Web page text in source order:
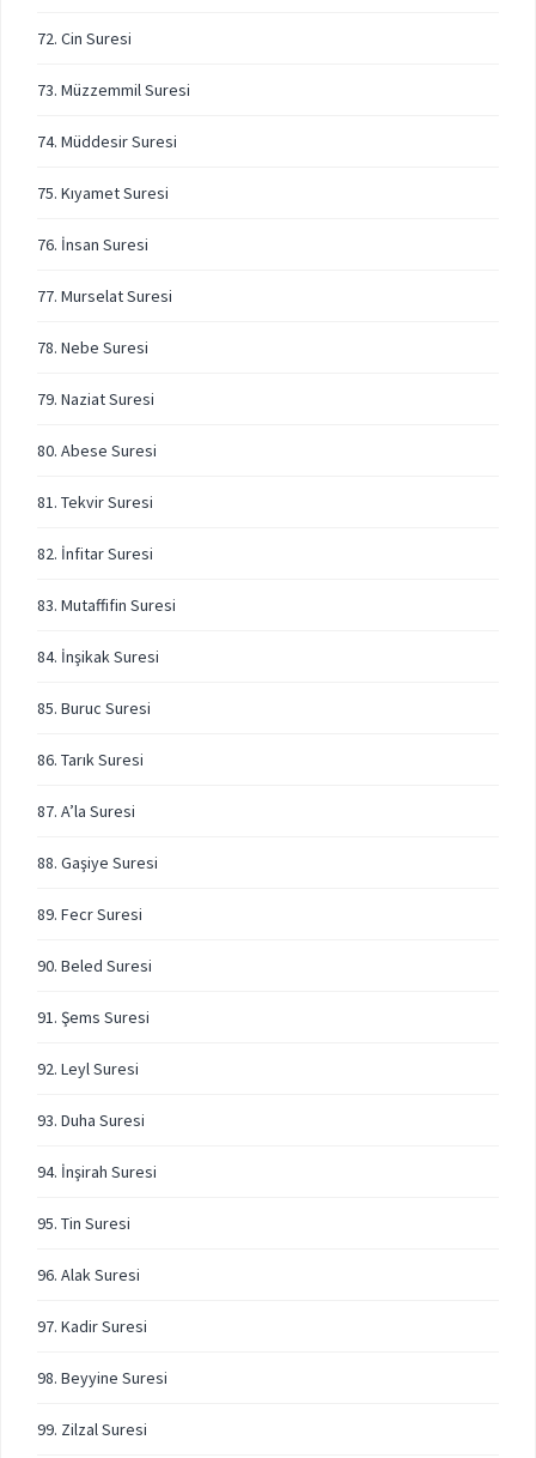
72. Cin Suresi
73. Müzzemmil Suresi
74. Müddesir Suresi
75. Kıyamet Suresi
76. İnsan Suresi
77. Murselat Suresi
78. Nebe Suresi
79. Naziat Suresi
80. Abese Suresi
81. Tekvir Suresi
82. İnfitar Suresi
83. Mutaffifin Suresi
84. İnşikak Suresi
85. Buruc Suresi
86. Tarık Suresi
87. A’la Suresi
88. Gaşiye Suresi
89. Fecr Suresi
90. Beled Suresi
91. Şems Suresi
92. Leyl Suresi
93. Duha Suresi
94. İnşirah Suresi
95. Tin Suresi
96. Alak Suresi
97. Kadir Suresi
98. Beyyine Suresi
99. Zilzal Suresi